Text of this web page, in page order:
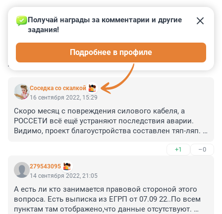
КОММЕНТАРИИ 54
Соседка со скалкой
Получай награды за комментарии и другие
задания!
Подробнее в профиле
16 сентября 2022, 15:29
Скоро месяц с повреждения силового кабеля, а
РОССЕТИ всё ещё устраняют последствия аварии.
Видимо, проект благоустройства составлен тяп-ляп.
Да и ямы копают глубокие - почти метр глубиной.
Должны не более 60 сантиметров, а около
трансформаторной станции не более 30 сантиметров.
+1 –0
279543095
14 сентября 2022, 21:05
А есть ли кто занимается правовой стороной этого
вопроса. Есть выписка из ЕГРП от 07.09 22..По всем
пунктам там отображено,что данные отсутствуют.